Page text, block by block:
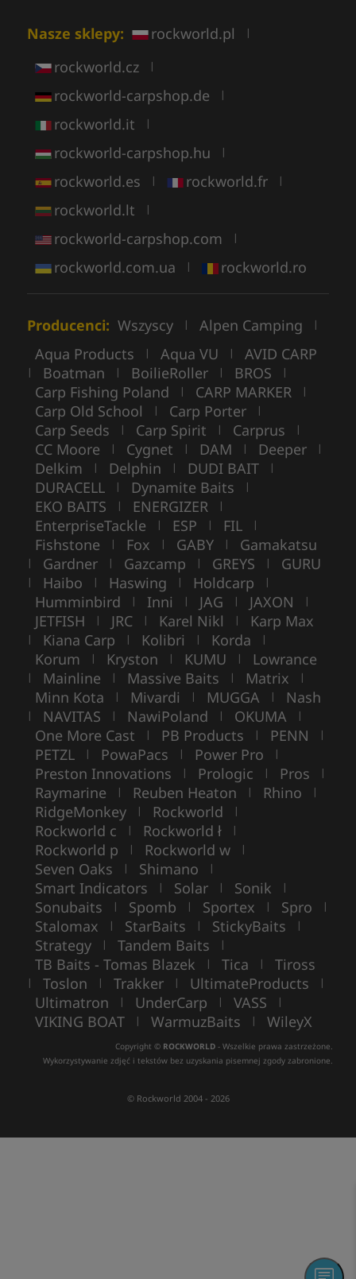
Nasze sklepy: rockworld.pl |
rockworld.cz |
rockworld-carpshop.de |
rockworld.it |
rockworld-carpshop.hu |
rockworld.es | rockworld.fr |
rockworld.lt |
rockworld-carpshop.com |
rockworld.com.ua | rockworld.ro
Producenci: Wszyscy | Alpen Camping |
Aqua Products | Aqua VU | AVID CARP
| Boatman | BoilieRoller | BROS |
Carp Fishing Poland | CARP MARKER |
Carp Old School | Carp Porter |
Carp Seeds | Carp Spirit | Carprus |
CC Moore | Cygnet | DAM | Deeper |
Delkim | Delphin | DUDI BAIT |
DURACELL | Dynamite Baits |
EKO BAITS | ENERGIZER |
EnterpriseTackle | ESP | FIL |
Fishstone | Fox | GABY | Gamakatsu
| Gardner | Gazcamp | GREYS | GURU
| Haibo | Haswing | Holdcarp |
Humminbird | Inni | JAG | JAXON |
JETFISH | JRC | Karel Nikl | Karp Max
| Kiana Carp | Kolibri | Korda |
Korum | Kryston | KUMU | Lowrance
| Mainline | Massive Baits | Matrix |
Minn Kota | Mivardi | MUGGA | Nash
| NAVITAS | NawiPoland | OKUMA |
One More Cast | PB Products | PENN |
PETZL | PowaPacs | Power Pro |
Preston Innovations | Prologic | Pros |
Raymarine | Reuben Heaton | Rhino |
RidgeMonkey | Rockworld |
Rockworld c | Rockworld ł |
Rockworld p | Rockworld w |
Seven Oaks | Shimano |
Smart Indicators | Solar | Sonik |
Sonubaits | Spomb | Sportex | Spro |
Stalomax | StarBaits | StickyBaits |
Strategy | Tandem Baits |
TB Baits - Tomas Blazek | Tica | Tiross
| Toslon | Trakker | UltimateProducts |
Ultimatron | UnderCarp | VASS |
VIKING BOAT | WarmuzBaits | WileyX
Copyright © ROCKWORLD - Wszelkie prawa zastrzeżone.
Wykorzystywanie zdjęć i tekstów bez uzyskania pisemnej zgody zabronione.
© Rockworld 2004 - 2026